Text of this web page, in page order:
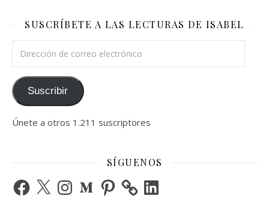
SUSCRÍBETE A LAS LECTURAS DE ISABEL
Suscribir
Únete a otros 1.211 suscriptores
SÍGUENOS
Facebook
X InstagramMediumPinterest LinkedIn